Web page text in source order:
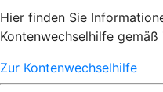
Hier finden Sie
Kontenwechselhilfe
Zur Kontenwechselhilfe